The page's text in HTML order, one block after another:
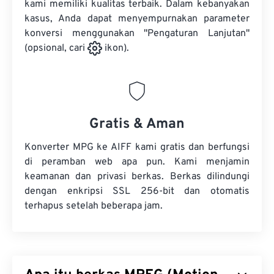
kami memiliki kualitas terbaik. Dalam kebanyakan
kasus, Anda dapat menyempurnakan parameter
konversi menggunakan "Pengaturan Lanjutan"
(opsional, cari
ikon).
Gratis & Aman
Konverter MPG ke AIFF kami gratis dan berfungsi
di peramban web apa pun. Kami menjamin
keamanan dan privasi berkas. Berkas dilindungi
dengan enkripsi SSL 256-bit dan otomatis
terhapus setelah beberapa jam.